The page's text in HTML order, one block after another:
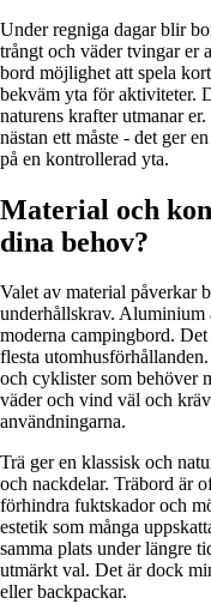
Under regniga dagar blir
trångt och väder tvingar er
bord möjlighet att spela
bekväm yta för aktiviteter.
naturens krafter utmanar
nästan ett måste - det ger
på en kontrollerad yta.
Material och
dina behov?
Valet av material påverkar
underhållskrav. Aluminium
moderna campingbord.
flesta
och cyklister som behöver
väder och vind väl och
användningarna.
Trä ger en klassisk och
och nackdelar. Träbord är
förhindra fuktskador och
estetik som många
samma plats under längre
utmärkt val. Det är dock
eller backpackar.